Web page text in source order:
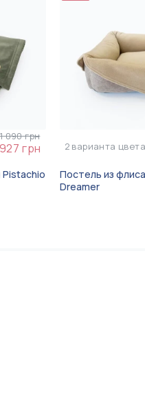
090 грн
грн
Pistachio
2 варианта цвета
Постель из
Dreamer